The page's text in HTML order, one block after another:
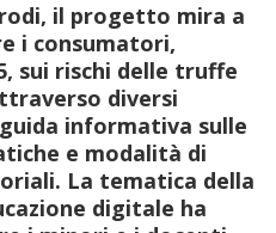
il progetto mira a
i consumatori,
, sui rischi delle truffe
diversi
uida informativa sulle
e modalità di
. La tematica della
digitale ha